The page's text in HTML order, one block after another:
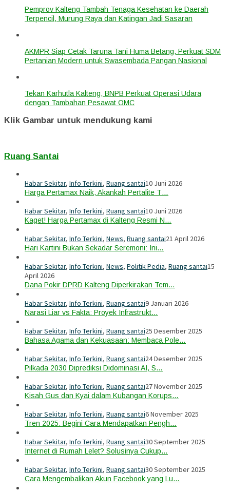
Pemprov Kalteng Tambah Tenaga Kesehatan ke Daerah
Terpencil, Murung Raya dan Katingan Jadi Sasaran
AKMPR Siap Cetak Taruna Tani Huma Betang, Perkuat SDM
Pertanian Modern untuk Swasembada Pangan Nasional
Tekan Karhutla Kalteng, BNPB Perkuat Operasi Udara
dengan Tambahan Pesawat OMC
Klik Gambar untuk mendukung kami
Ruang Santai
Habar Sekitar, Info Terkini, Ruang santai10 Juni 2026
Harga Pertamax Naik, Akankah Pertalite T…
Habar Sekitar, Info Terkini, Ruang santai10 Juni 2026
Kaget! Harga Pertamax di Kalteng Resmi N…
Habar Sekitar, Info Terkini, News, Ruang santai21 April 2026
Hari Kartini Bukan Sekadar Seremoni: Ini…
Habar Sekitar, Info Terkini, News, Politik Pedia, Ruang santai15
April 2026
Dana Pokir DPRD Kalteng Diperkirakan Tem…
Habar Sekitar, Info Terkini, Ruang santai9 Januari 2026
Narasi Liar vs Fakta: Proyek Infrastrukt…
Habar Sekitar, Info Terkini, Ruang santai25 Desember 2025
Bahasa Agama dan Kekuasaan: Membaca Pole…
Habar Sekitar, Info Terkini, Ruang santai24 Desember 2025
Pilkada 2030 Diprediksi Didominasi AI, S…
Habar Sekitar, Info Terkini, Ruang santai27 November 2025
Kisah Gus dan Kyai dalam Kubangan Korups…
Habar Sekitar, Info Terkini, Ruang santai6 November 2025
Tren 2025: Begini Cara Mendapatkan Pengh…
Habar Sekitar, Info Terkini, Ruang santai30 September 2025
Internet di Rumah Lelet? Solusinya Cukup…
Habar Sekitar, Info Terkini, Ruang santai30 September 2025
Cara Mengembalikan Akun Facebook yang Lu…